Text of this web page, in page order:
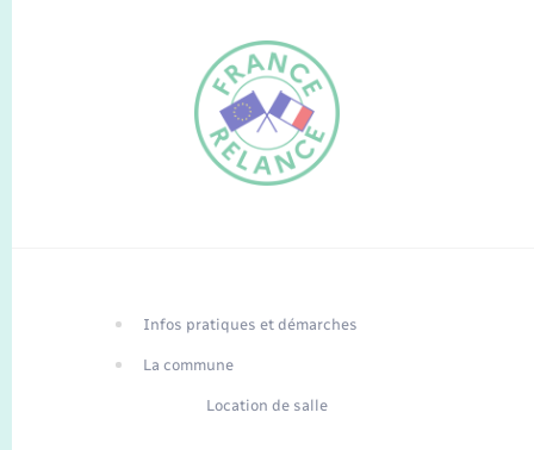
Traduction du
Infos pratiques et démarches
La commune
Location de salle